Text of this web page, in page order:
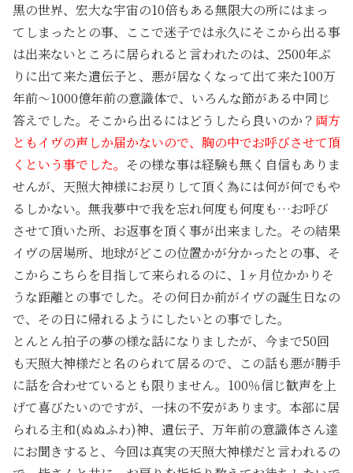
黒の世界、宏大な宇宙の10倍もある無限大の所にはまっ
てしまったとの事、ここで迷子では永久にそこから出る事
は出来ないところに居られると言われたのは、2500年ぶ
りに出て来た遺伝子と、悪が居なくなって出て来た100万
年前～1000億年前の意識体で、いろんな節がある中同じ
答えでした。そこから出るにはどうしたら良いのか？ 両方
ともイヴの声しか届かないので、胸の中でお呼びさせて頂
くという事でした。 その様な事は経験も無く自信もありま
せんが、天照大神様にお戻りして頂く為には何が何でもや
るしかない。無我夢中で我を忘れ何度も何度も…お呼び
させて頂いた所、お返事を頂く事が出来ました。その結果
イヴの居場所、地球がどこの位置かが分かったとの事、そ
こからこちらを目指して来られるのに、1ヶ月位かかりそ
うな距離との事でした。その何日か前がイヴの誕生日なの
で、その日に帰れるようにしたいとの事でした。
とんとん拍子の夢の様な話になりましたが、今まで50回
も天照大神様だと名のられて居るので、この話も悪が勝手
に話を合わせているとも限りません。100％信じ歓声を上
げて喜びたいのですが、一抹の不安があります。本部に居
られる主和(ぬぬふわ)神、遺伝子、万年前の意識体さん達
にお聞きすると、今回は真実の天照大神様だと言われるの